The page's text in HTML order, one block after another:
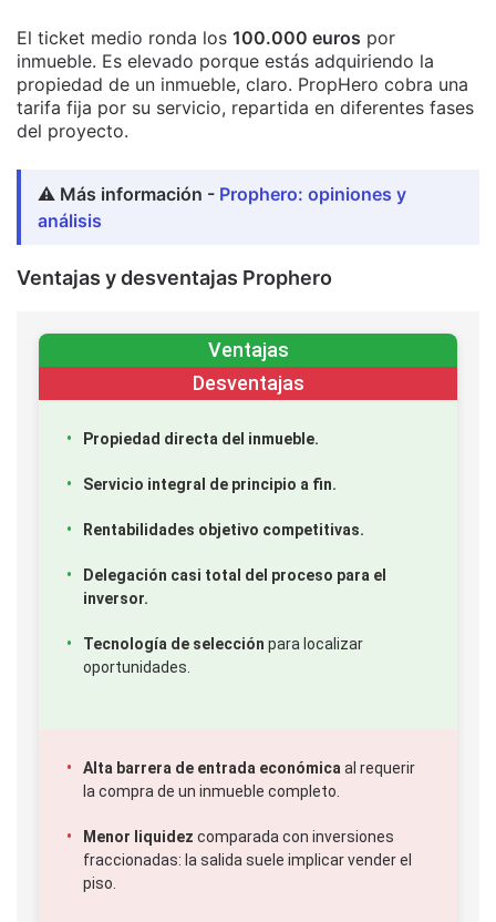
El ticket medio ronda los 100.000 euros por
inmueble. Es elevado porque estás adquiriendo la
propiedad de un inmueble, claro. PropHero cobra una
tarifa fija por su servicio, repartida en diferentes fases
del proyecto.
⚠️ Más información - Prophero: opiniones y
análisis
Ventajas y desventajas Prophero
Ventajas
Desventajas
Propiedad directa del inmueble.
Servicio integral de principio a fin.
Rentabilidades objetivo competitivas.
Delegación casi total del proceso para el
inversor.
Tecnología de selección para localizar
oportunidades.
Alta barrera de entrada económica al requerir
la compra de un inmueble completo.
Menor liquidez comparada con inversiones
fraccionadas: la salida suele implicar vender el
piso.